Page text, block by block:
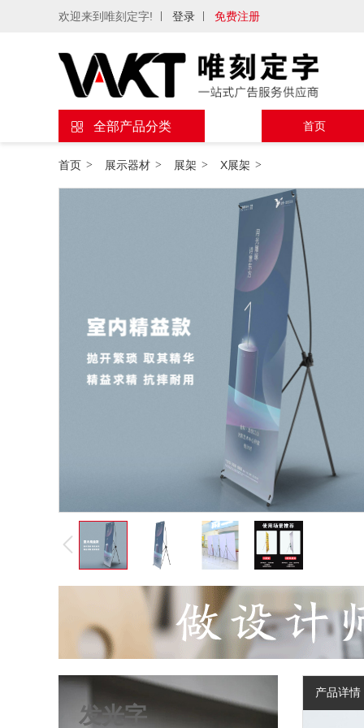
欢迎来到唯刻定字! 登录 免费注册
全部产品分类 首页
首页 > 展示器材 > 展架 > X展架 >
发光字
产品详情